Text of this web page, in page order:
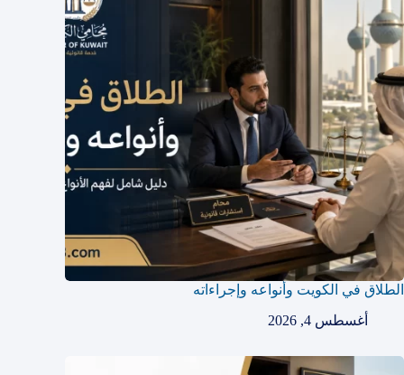
الطلاق في الكويت وأنواعه وإجراءاته
أغسطس 4, 2026